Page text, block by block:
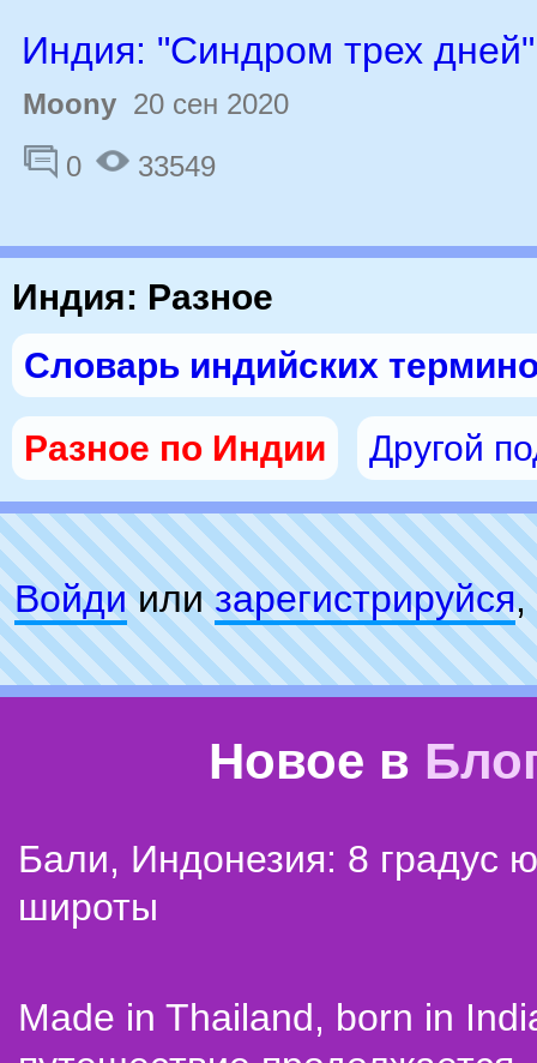
Индия: "Синдром трех дней"
Moony 20 сен 2020
0
33549
Индия: Разное
Словарь индийских
Разное по Индии Другой
Войдиилизарeгиcтpируйся,
Новое в
Бали, Индонезия: 8 градус
широты
Made in Thailand, born in